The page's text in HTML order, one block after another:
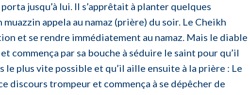
jusqu’à lui. Il s’apprêtait à planter quelques
appela au namaz (prière) du soir. Le Cheikh
et se rendre immédiatement au namaz. Mais le diable
commença par sa bouche à séduire le saint pour qu’il
le plus vite possible et qu’il aille ensuite à la prière : Le
discours trompeur et commença à se dépêcher de